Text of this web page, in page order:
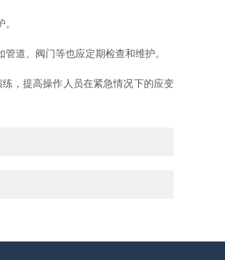
道、阀门等也应定期检查和维护。
，提高操作人员在紧急情况下的应变